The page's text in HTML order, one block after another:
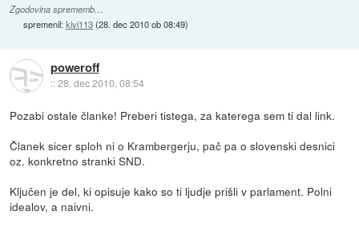
Zgodovina sprememb…
spremenil:kivi113(28. dec 2010 ob 08:49)
poweroff
::28. dec 2010, 08:54
Pozabi ostale članke! Preberi tistega, za katerega sem ti dal link.
Članek sicer sploh ni o Krambergerju, pač pa o slovenski desnici
oz. konkretno stranki SND.
Ključen je del, ki opisuje kako so ti ljudje prišli v parlament. Polni
idealov, a naivni.